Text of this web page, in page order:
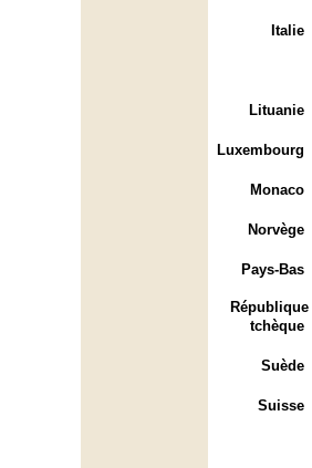
Italie
Lituanie
Luxembourg
Monaco
Norvège
Pays-Bas
République
tchèque
Suède
Suisse